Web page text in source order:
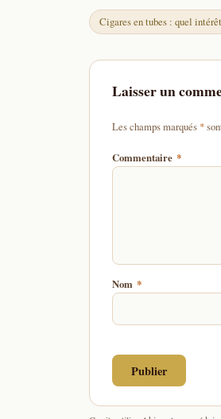
Cigares en tubes : quel
Laisser un
Les champs marqués *
Commentaire *
Nom *